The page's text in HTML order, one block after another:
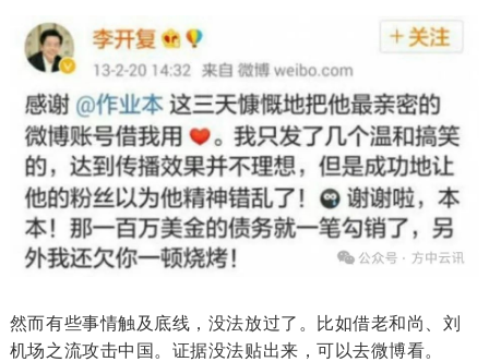
然而有些事情触及底线，没法放过了。比如借老和尚、刘
机场之流攻击中国。证据没法贴出来，可以去微博看。